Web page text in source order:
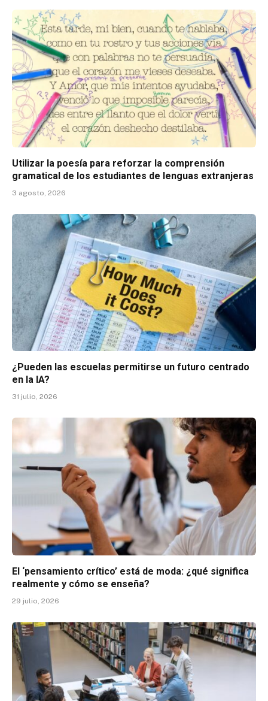
Utilizar la poesía para reforzar la comprensión
gramatical de los estudiantes de lenguas extranjeras
3 agosto, 2026
¿Pueden las escuelas permitirse un futuro centrado
en la IA?
31 julio, 2026
El ‘pensamiento crítico’ está de moda: ¿qué significa
realmente y cómo se enseña?
29 julio, 2026